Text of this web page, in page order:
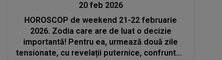
20 feb 2026
HOROSCOP de weekend 21-22 februarie
2026. Zodia care are de luat o decizie
importantă! Pentru ea, urmează două zile
tensionate, cu revelații puternice, confruntări